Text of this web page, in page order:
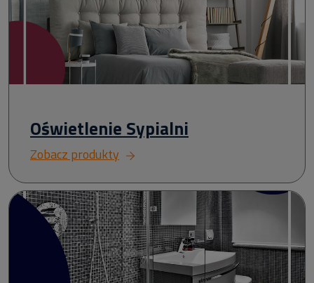
Oświetlenie Sypialni
Zobacz produkty